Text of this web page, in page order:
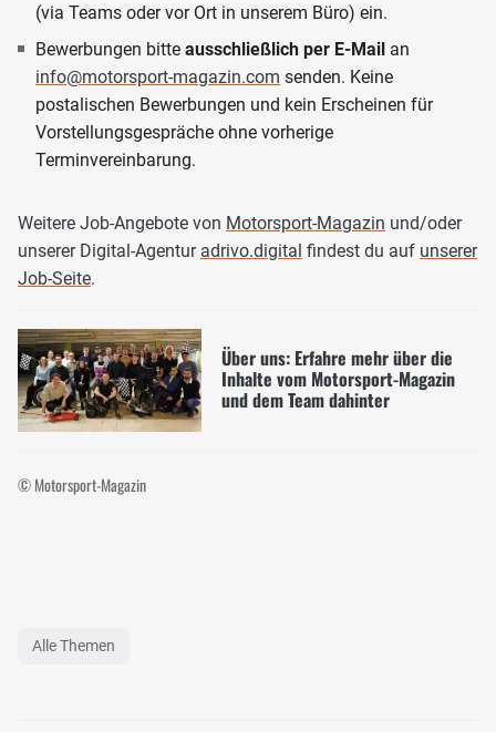
(via Teams oder vor Ort in unserem Büro) ein.
Bewerbungen bitte ausschließlich per E-Mail an
info@motorsport-magazin.com senden. Keine
postalischen Bewerbungen und kein Erscheinen für
Vorstellungsgespräche ohne vorherige
Terminvereinbarung.
Weitere Job-Angebote von Motorsport-Magazin und/oder
unserer Digital-Agentur adrivo.digital findest du auf unserer
Job-Seite.
Über uns: Erfahre mehr über die
Inhalte vom Motorsport-Magazin
und dem Team dahinter
© Motorsport-Magazin
Alle Themen